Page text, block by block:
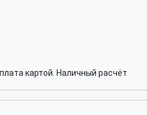
картой. Наличный расчёт